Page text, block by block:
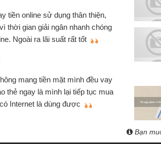
Mình cần tiền gấp nên định cầm cố chiếc xe
nhưng thật may đã có gói vay tiền bằng CMND
không cần gặp mặt nên rất tiện lợi, sẽ giới thiệu
bè biết
Tôi kinh doanh buôn bán nhỏ lẻ nhiều lúc cần
hàng, nhờ biết đến website qua bạn bè giới thiệu
quyết được công việc của mình nhanh chóng
Bạn